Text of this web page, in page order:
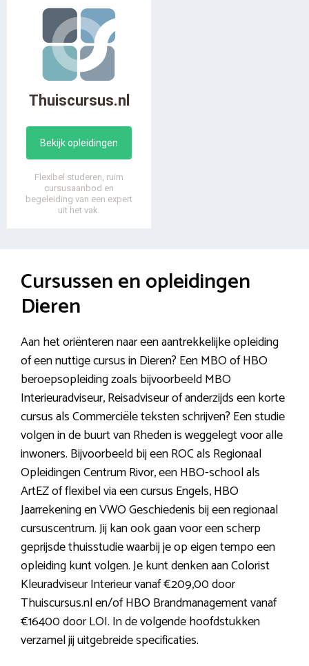
Thuiscursus.nl
Bekijk opleidingen
Flexibel studeren, ruim
cursusaanbod en
begeleiding van een expert
uit het vak.
Cursussen en opleidingen
Dieren
Aan het oriënteren naar een aantrekkelijke opleiding
of een nuttige cursus in Dieren? Een MBO of HBO
beroepsopleiding zoals bijvoorbeeld MBO
Interieuradviseur, Reisadviseur of anderzijds een korte
cursus als Commerciële teksten schrijven? Een studie
volgen in de buurt van Rheden is weggelegt voor alle
inwoners. Bijvoorbeeld bij een ROC als Regionaal
Opleidingen Centrum Rivor, een HBO-school als
ArtEZ of flexibel via een cursus Engels, HBO
Jaarrekening en VWO Geschiedenis bij een regionaal
cursuscentrum. Jij kan ook gaan voor een scherp
geprijsde thuisstudie waarbij je op eigen tempo een
opleiding kunt volgen. Je kunt denken aan Colorist
Kleuradviseur Interieur vanaf €209,00 door
Thuiscursus.nl en/of HBO Brandmanagement vanaf
€16400 door LOI. In de volgende hoofdstukken
verzamel jij uitgebreide specificaties.